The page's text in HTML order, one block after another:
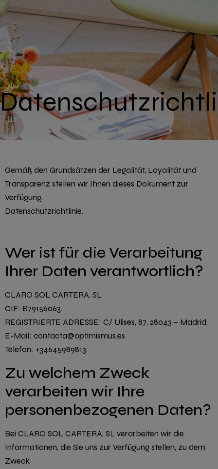
Gemäß den Grundsätzen der Legalität, Loyalität und
Transparenz stellen wir Ihnen dieses Dokument zur
Verfügung.
Datenschutzrichtlinie.
Wer ist für die Verarbeitung
Ihrer Daten verantwortlich?
CLARO SOL CARTERA, SL
CIF: B79156063.
REGISTRIERTE ADRESSE: C/ Ulises, 87, 28043 – Madrid.
E-Mail: contacta@optimismus.es
Telefon: +34645989813.
Zu welchem ​​Zweck
verarbeiten wir Ihre
personenbezogenen Daten?
Bei CLARO SOL CARTERA, SL verarbeiten wir die
Informationen, die Sie uns zur Verfügung stellen, zu dem
Zweck